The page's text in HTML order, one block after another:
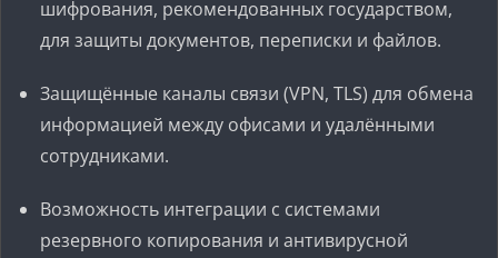
шифрования, рекомендованных государством,
для защиты документов, переписки и файлов.
Защищённые каналы связи (VPN, TLS) для обмена
информацией между офисами и удалёнными
сотрудниками.
Возможность интеграции с системами
резервного копирования и антивирусной